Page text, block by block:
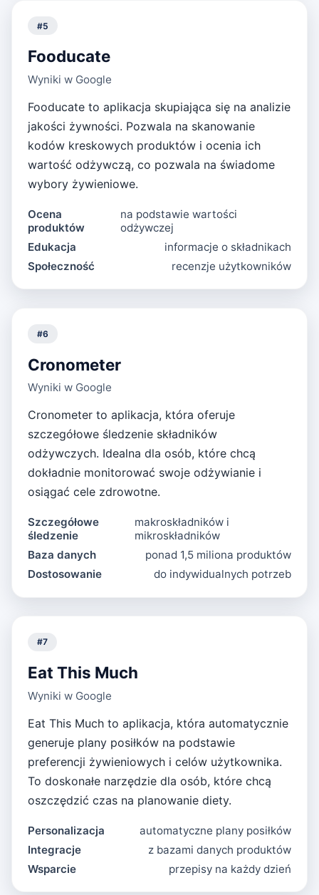
#5
Fooducate
Wyniki w Google
Fooducate to aplikacja skupiająca się na analizie
jakości żywności. Pozwala na skanowanie
kodów kreskowych produktów i ocenia ich
wartość odżywczą, co pozwala na świadome
wybory żywieniowe.
Ocena
produktów
na podstawie wartości
odżywczej
Edukacja
informacje o składnikach
Społeczność
recenzje użytkowników
#6
Cronometer
Wyniki w Google
Cronometer to aplikacja, która oferuje
szczegółowe śledzenie składników
odżywczych. Idealna dla osób, które chcą
dokładnie monitorować swoje odżywianie i
osiągać cele zdrowotne.
Szczegółowe
śledzenie
makroskładników i
mikroskładników
Baza danych
ponad 1,5 miliona produktów
Dostosowanie
do indywidualnych potrzeb
#7
Eat This Much
Wyniki w Google
Eat This Much to aplikacja, która automatycznie
generuje plany posiłków na podstawie
preferencji żywieniowych i celów użytkownika.
To doskonałe narzędzie dla osób, które chcą
oszczędzić czas na planowanie diety.
Personalizacja
automatyczne plany posiłków
Integracje
z bazami danych produktów
Wsparcie
przepisy na każdy dzień